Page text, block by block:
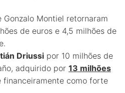
Montiel retornaram
de euros e 4,5 milhões de
Driussi por 10 milhões de
adquirido por 13 milhões
financeiramente como forte